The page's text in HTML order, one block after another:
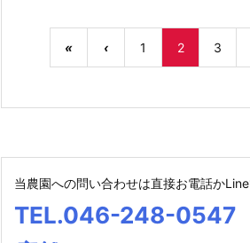
« ‹ 1 2 3
当農園への問い合わせは直接お電話かLine
TEL.046-248-0547